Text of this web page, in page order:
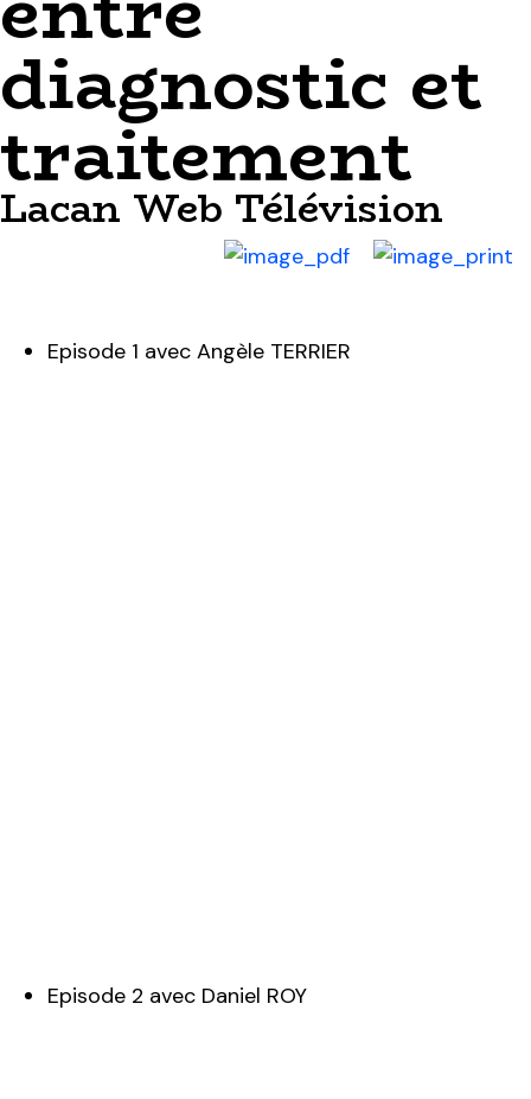
diagnostic et
traitement
Lacan Web Télévision
Episode 1 avec Angèle TERRIER
Episode 2 avec Daniel ROY